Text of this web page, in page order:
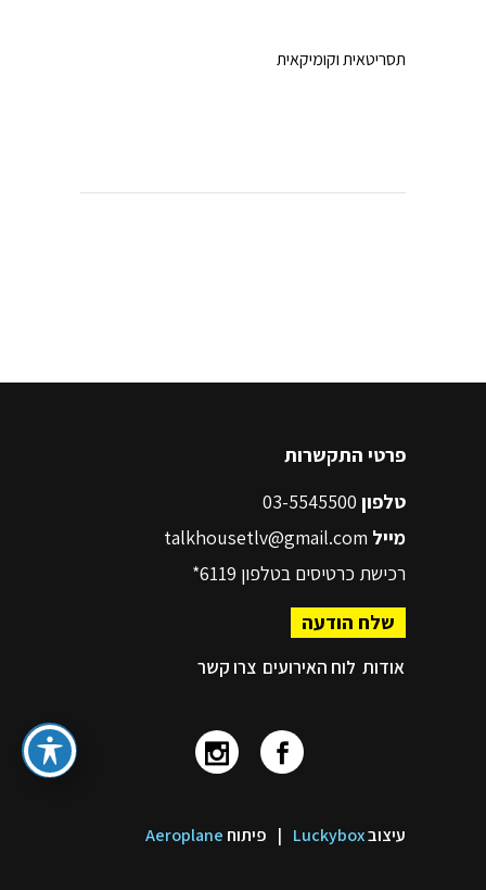
תסריטאית וקומיקאית
פרטי התקשרות
טלפון
מייל talkhousetlv@gmail.com
רכישת כרטיסים בטלפון 6119*
שלח הודעה
אודות לוח האירועים צרו קשר
עיצובLuckybox
| פיתוח Aeroplane